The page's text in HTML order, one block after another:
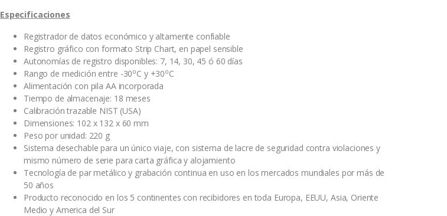
Especificaciones
Registrador de datos económico y altamente confiable
Registro gráfico con formato Strip Chart, en papel sensible
Autonomías de registro disponibles: 7, 14, 30, 45 ó 60 días
Rango de medición entre -30oC y +30oC
Alimentación con pila AA incorporada
Tiempo de almacenaje: 18 meses
Calibración trazable NIST (USA)
Dimensiones: 102 x 132 x 60 mm
Peso por unidad: 220 g
Sistema desechable para un único viaje, con sistema de lacre de seguridad contra violaciones y
mismo número de serie para carta gráfica y alojamiento
Tecnología de par metálico y grabación continua en uso en los mercados mundiales por más de
50 años
Producto reconocido en los 5 continentes con recibidores en toda Europa, EEUU, Asia, Oriente
Medio y America del Sur